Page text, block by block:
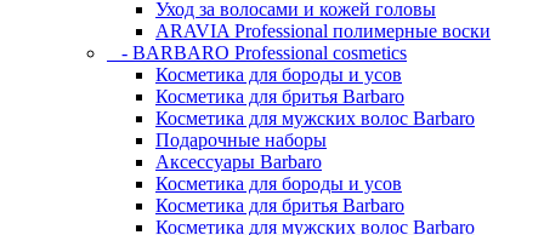
Уход за волосами и кожей головы
ARAVIA Professional полимерные воски
- BARBARO Professional cosmetics
Косметика для бороды и усов
Косметика для бритья Barbaro
Косметика для мужских волос Barbaro
Подарочные наборы
Аксессуары Barbaro
Косметика для бороды и усов
Косметика для бритья Barbaro
Косметика для мужских волос Barbaro